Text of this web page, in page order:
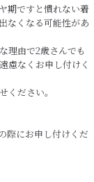
期ですと慣れない着
なくなる可能性があ
理由で2歳さんでも
慮なくお申し付けく
ください。
際にお申し付けくだ